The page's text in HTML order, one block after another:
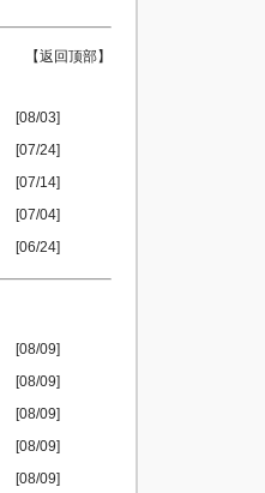
【返回顶部】
[08/03]
[07/24]
[07/14]
[07/04]
[06/24]
[08/09]
[08/09]
[08/09]
[08/09]
[08/09]